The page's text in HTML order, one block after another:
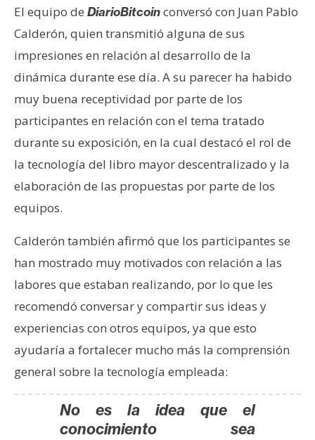
s
d
e
r
e
n
s
a
T
m
a
R
e
c
u
r
El equipo de DiarioBitcoinconversó con Juan Pablo
Calderón, quien transmitió alguna de sus
impresiones en relación al desarrollo de la
dinámica durante ese día. A su parecer ha habido
muy buena receptividad por parte de los
participantes en relación con el tema tratado
durante su exposición, en la cual destacó el rol de
la tecnología del libro mayor descentralizado y la
elaboración de las propuestas por parte de los
equipos.
Calderón también afirmó que los participantes se
han mostrado muy motivados con relación a las
labores que estaban realizando, por lo que les
recomendó conversar y compartir sus ideas y
experiencias con otros equipos, ya que esto
ayudaría a fortalecer mucho más la comprensión
general sobre la tecnología empleada:
No es la idea que el
conocimiento sea